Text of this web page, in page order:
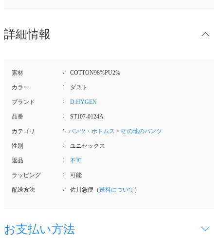
詳細情報
素材 COTTON98%PU2%
カラー ダスト
ブランド D.HYGEN
品番 ST107-0124A
カテゴリ パンツ・ボトムス > その他のパンツ
性別 ユニセックス
返品 不可
ラッピング 可能
配送方法 佐川急便（送料について ）
お支払い方法